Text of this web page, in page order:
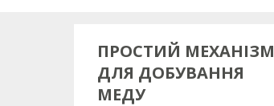
ПРОСТИЙ МЕХАНІЗМ
ДЛЯ ДОБУВАННЯ
МЕДУ